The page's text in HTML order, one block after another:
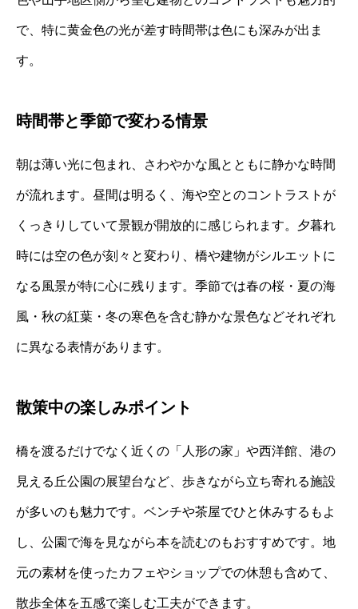
で、特に黄金色の光が差す時間帯は色にも深みが出ま
す。
時間帯と季節で変わる情景
朝は薄い光に包まれ、さわやかな風とともに静かな時間
が流れます。昼間は明るく、海や空とのコントラストが
くっきりしていて景観が開放的に感じられます。夕暮れ
時には空の色が刻々と変わり、橋や建物がシルエットに
なる風景が特に心に残ります。季節では春の桜・夏の海
風・秋の紅葉・冬の寒色を含む静かな景色などそれぞれ
に異なる表情があります。
散策中の楽しみポイント
橋を渡るだけでなく近くの「人形の家」や西洋館、港の
見える丘公園の展望台など、歩きながら立ち寄れる施設
が多いのも魅力です。ベンチや茶屋でひと休みするもよ
し、公園で海を見ながら本を読むのもおすすめです。地
元の素材を使ったカフェやショップでの休憩も含めて、
散歩全体を五感で楽しむ工夫ができます。